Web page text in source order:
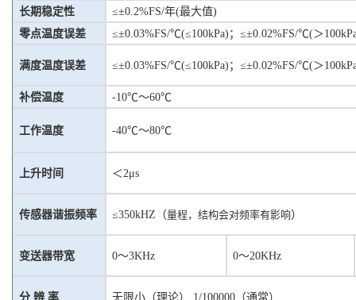
长期稳定性
≤±0.2%FS/年(最大值)
零点温度误差
≤±0.03%FS/℃(≤100kPa)；≤±0.02%FS/℃(＞
满度温度误差 ≤±0.03%FS/℃(≤100kPa)；≤±0.02%FS/℃(＞
补偿温度 -10℃～60℃
工作温度 -40℃～80℃
上升时间 ＜2μs
传感器谐振频率 ≤350kHZ（量程，结构会对频率有影响）
变送器带宽 0～3KHz 0～20KHz
分 辨 率 无限小（理论） 1/100000（通常）